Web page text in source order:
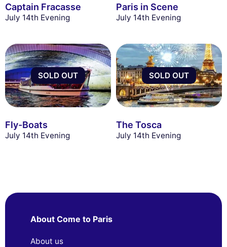
Captain Fracasse
July 14th Evening
Paris in Scene
July 14th Evening
SOLD OUT
Fly-Boats
July 14th Evening
SOLD OUT
The Tosca
July 14th Evening
About Come to Paris
About us